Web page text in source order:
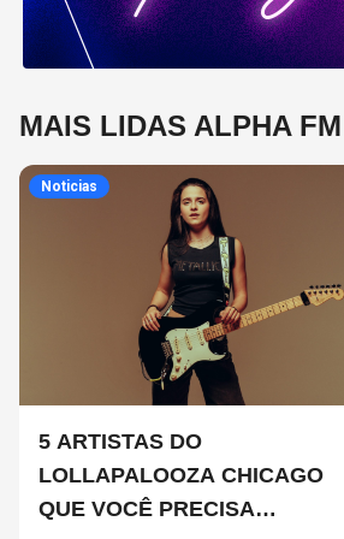
MAIS LIDAS ALPHA FM
Noticias
5 ARTISTAS DO
LOLLAPALOOZA CHICAGO
QUE VOCÊ PRECISA